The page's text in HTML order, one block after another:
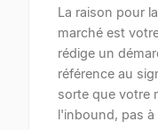
La raison pour
marché est
rédige un
référence au
sorte que votre
l'inbound, pas